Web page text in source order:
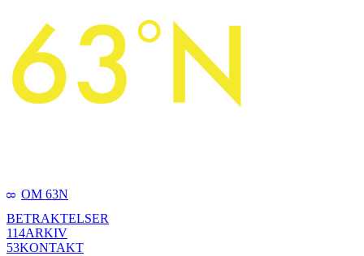
8
OM 63N
BETRAKTELSER
114ARKIV
53KONTAKT